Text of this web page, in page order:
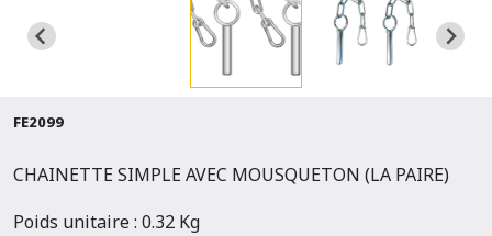
FE2099
CHAINETTE SIMPLE AVEC MOUSQUETON (LA PAIRE)
Poids unitaire : 0.32 Kg